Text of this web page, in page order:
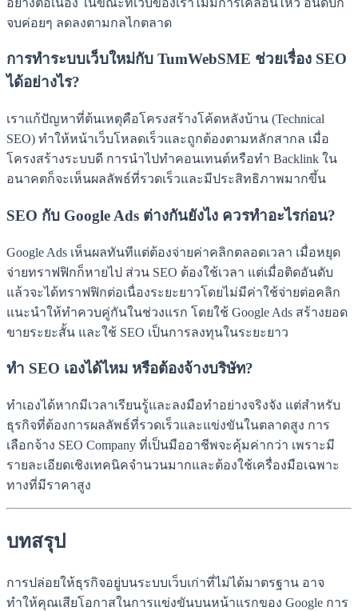
จบค่อยๆ ลดลงตามกลไกตลาด
การทำระบบเว็บใหม่กับ TumWebSME ช่วยเรื่อง SEO
ได้อย่างไร?
เราแก้ปัญหาที่ต้นเหตุคือโครงสร้างโค้ดหลังบ้าน (Technical
SEO) ทำให้หน้าเว็บโหลดเร็วและถูกต้องตามหลักสากล เมื่อ
โครงสร้างระบบดี การนำไปทำคอนเทนต์หรือทำ Backlink ใน
อนาคตก็จะเห็นผลลัพธ์ที่รวดเร็วและมีประสิทธิภาพมากขึ้น
SEO กับ Google Ads ต่างกันยังไง ควรทำอะไรก่อน?
Google Ads เห็นผลทันทีแต่ต้องจ่ายค่าคลิกตลอดเวลา เมื่อหยุด
จ่ายทราฟฟิกก็หายไป ส่วน SEO ต้องใช้เวลา แต่เมื่อติดอันดับ
แล้วจะได้ทราฟฟิกต่อเนื่องระยะยาวโดยไม่มีค่าใช้จ่ายต่อคลิก
แนะนำให้ทำควบคู่กันในช่วงแรก โดยใช้ Google Ads สร้างยอด
ขายระยะสั้น และใช้ SEO เป็นการลงทุนในระยะยาว
ทำ SEO เองได้ไหม หรือต้องจ้างบริษัท?
ทำเองได้หากมีเวลาเรียนรู้และลงมือทำอย่างจริงจัง แต่สำหรับ
ธุรกิจที่ต้องการผลลัพธ์ที่รวดเร็วและแข่งขันในตลาดสูง การ
เลือกจ้าง SEO Company ที่เป็นมืออาชีพจะคุ้มค่ากว่า เพราะมี
รายละเอียดเชิงเทคนิคจำนวนมากและต้องใช้เครื่องมือเฉพาะ
ทางที่มีราคาสูง
บทสรุป
การปล่อยให้ธุรกิจอยู่บนระบบเว็บเก่าที่ไม่ได้มาตรฐาน อาจ
ทำให้คุณเสียโอกาสในการแข่งขันบนหน้าแรกของ Google การ